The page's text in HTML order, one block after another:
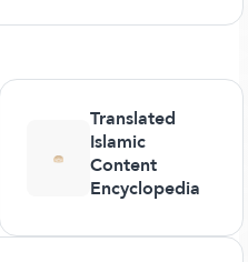
Translated
Islamic
Content
Encyclopedia